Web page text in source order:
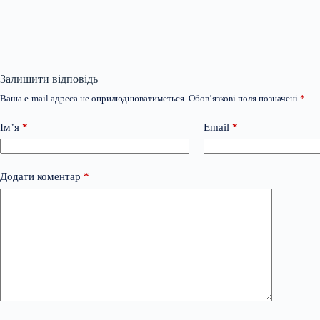
Залишити відповідь
Ваша e-mail адреса не оприлюднюватиметься. Обов’язкові поля позначені *
Ім’я * Email *
Додати коментар *